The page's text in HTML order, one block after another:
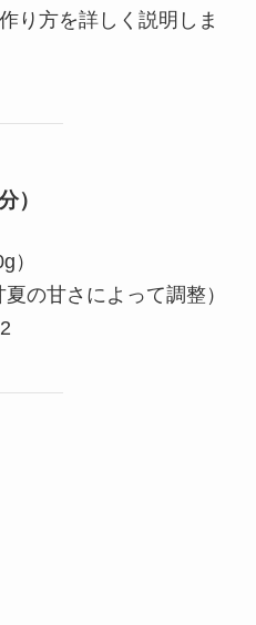
り方を詳しく説明しま
）
）
の甘さによって調整）